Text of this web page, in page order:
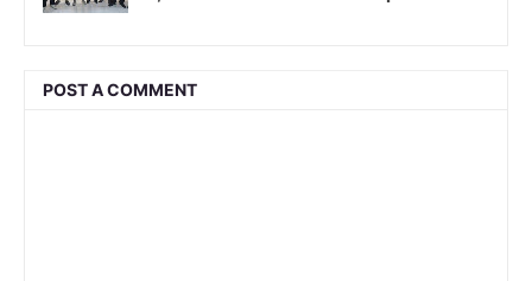
POST A COMMENT